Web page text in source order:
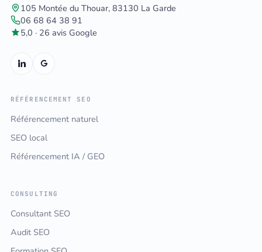
105 Montée du Thouar, 83130 La Garde
06 68 64 38 91
5,0 · 26 avis Google
RÉFÉRENCEMENT SEO
Référencement naturel
SEO local
Référencement IA / GEO
CONSULTING
Consultant SEO
Audit SEO